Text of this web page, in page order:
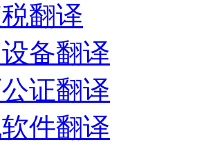
翻译
备翻译
证翻译
件翻译